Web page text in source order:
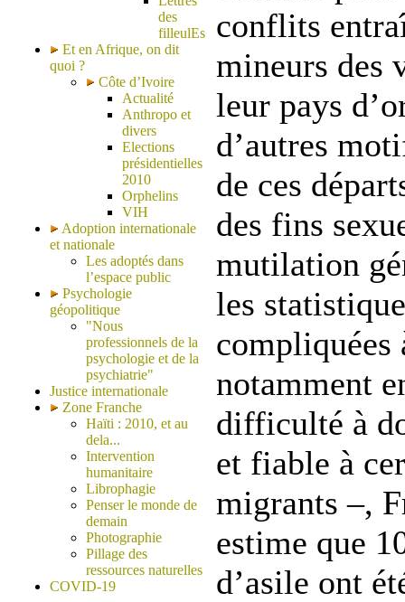
des
filleulEs
Et en Afrique, on dit
quoi ?
Côte d’Ivoire
Actualité
Anthropo et
divers
Elections
présidentielles
2010
Orphelins
VIH
Adoption internationale
et nationale
Les adoptés dans
l’espace public
Psychologie
géopolitique
"Nous
professionnels de la
psychologie et de la
psychiatrie"
Justice internationale
Zone Franche
Haïti : 2010, et au
dela...
Intervention
humanitaire
Librophagie
Penser le monde de
demain
Photographie
Pillage des
ressources naturelles
COVID-19
conflits
mineurs des
leur pays
d’autres
de ces
des fins
mutilation
les
compliquées
notamment
difficulté à
et fiable à
migrants –,
estime que
d’asile ont